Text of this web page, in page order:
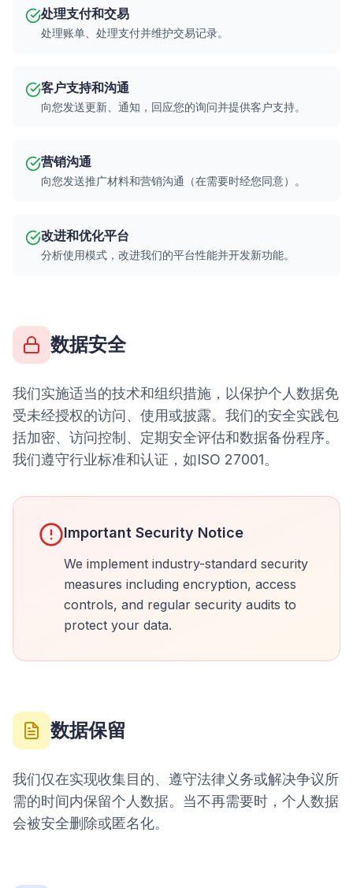
处理支付和交易
处理账单、处理支付并维护交易记录。
客户支持和沟通
向您发送更新、通知，回应您的询问并提供客户支持。
营销沟通
向您发送推广材料和营销沟通（在需要时经您同意）。
改进和优化平台
分析使用模式，改进我们的平台性能并开发新功能。
数据安全
我们实施适当的技术和组织措施，以保护个人数据免
受未经授权的访问、使用或披露。我们的安全实践包
括加密、访问控制、定期安全评估和数据备份程序。
我们遵守行业标准和认证，如ISO 27001。
Important Security Notice
We implement industry-standard security
measures including encryption, access
controls, and regular security audits to
protect your data.
数据保留
我们仅在实现收集目的、遵守法律义务或解决争议所
需的时间内保留个人数据。当不再需要时，个人数据
会被安全删除或匿名化。